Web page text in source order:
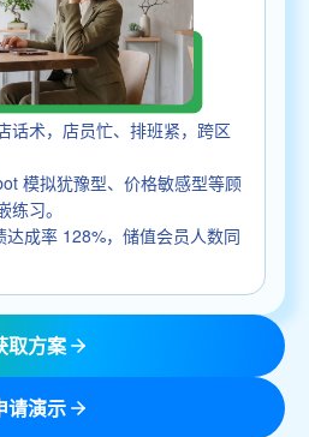
话术，店员忙、排班紧，跨区
模拟犹豫型、价格敏感型等顾
习。
成率 128%，储值会员人数同
取方案
请演示